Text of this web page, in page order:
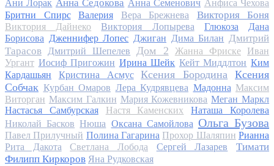
Ани Лорак Анна Седокова Анна Семенович Анфиса Чехова
Бритни Спирс
Валерия Вера Брежнева Виктория Боня
Виктория Дайнеко Виктория Лопырева Глюкоза
Дана
Борисова Дженнифер Лопес Джиган Дима Билан Дмитрий
Тарасов
Дмитрий Шепелев Дом 2 Жанна Фриске
Иван
Ургант Иосиф Пригожин Ирина Шейк Кейт Миддлтон Ким
Кардашьян
Кристина Асмус Ксения Бородина
Ксения
Собчак Курбан Омаров Лера Кудрявцева Мадонна Максим
Виторган Максим Галкин Мария Кожевникова Меган Маркл
Настасья Самбурская
Настя Каменских
Наташа Королева
Николай Басков Нюша Оксана Самойлова Ольга Бузова
Павел Прилучный Полина Гагарина Прохор Шаляпин Рианна
Рита Дакота
Светлана Лобода Сергей Лазарев
Тимати
Филипп Киркоров Яна Рудковская